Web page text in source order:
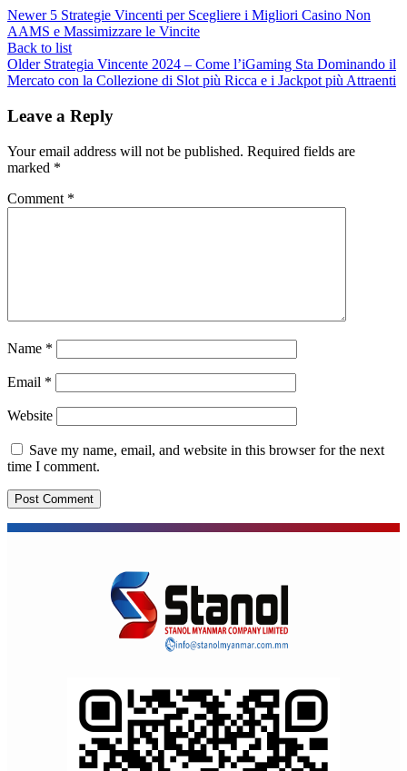
Newer 5 Strategie Vincenti per Scegliere i Migliori Casino Non
AAMS e Massimizzare le Vincite
Back to list
Older Strategia Vincente 2024 – Come l’iGaming Sta Dominando il
Mercato con la Collezione di Slot più Ricca e i Jackpot più Attraenti
Leave a Reply
Your email address will not be published. Required fields are
marked *
Comment *
Name *
Email *
Website
Save my name, email, and website in this browser for the next
time I comment.